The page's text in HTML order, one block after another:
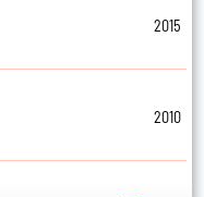
2015
2010